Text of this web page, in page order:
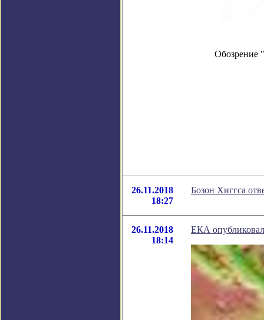
Обозрение "
26.11.2018
18:27
Бозон Хиггса
26.11.2018
18:14
ЕКА